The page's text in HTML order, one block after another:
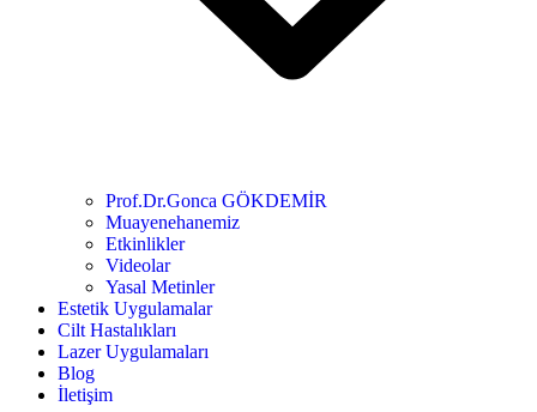
Prof.Dr.Gonca GÖKDEMİR
Muayenehanemiz
Etkinlikler
Videolar
Yasal Metinler
Estetik Uygulamalar
Cilt Hastalıkları
Lazer Uygulamaları
Blog
İletişim